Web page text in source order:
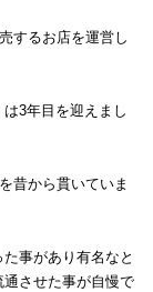
するお店を運営し
3年目を迎えまし
昔から貫いていま
事があり有名なと
させた事が自慢で